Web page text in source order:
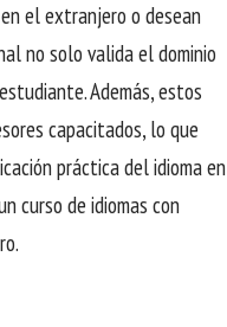
el extranjero o desean
no solo valida el dominio
Además, estos
capacitados, lo que
práctica del idioma en
curso de idiomas con